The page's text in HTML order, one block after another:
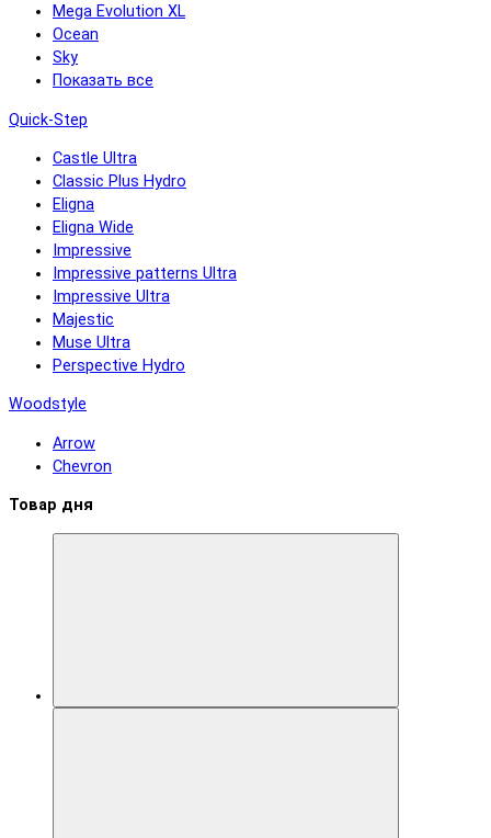
Mega Evolution XL
Ocean
Sky
Показать все
Quick-Step
Castle Ultra
Classic Plus Hydro
Eligna
Eligna Wide
Impressive
Impressive patterns Ultra
Impressive Ultra
Majestic
Muse Ultra
Perspective Hydro
Woodstyle
Arrow
Chevron
Товар дня